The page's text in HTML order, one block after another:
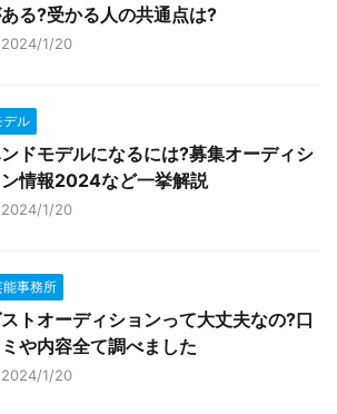
る?受かる人の共通点は?
2024/1/20
デル
ドモデルになるには?募集オーディシ
ン情報2024など一挙解説
2024/1/20
能事務所
トオーディションって大丈夫なの?口
や内容全て調べました
2024/1/20